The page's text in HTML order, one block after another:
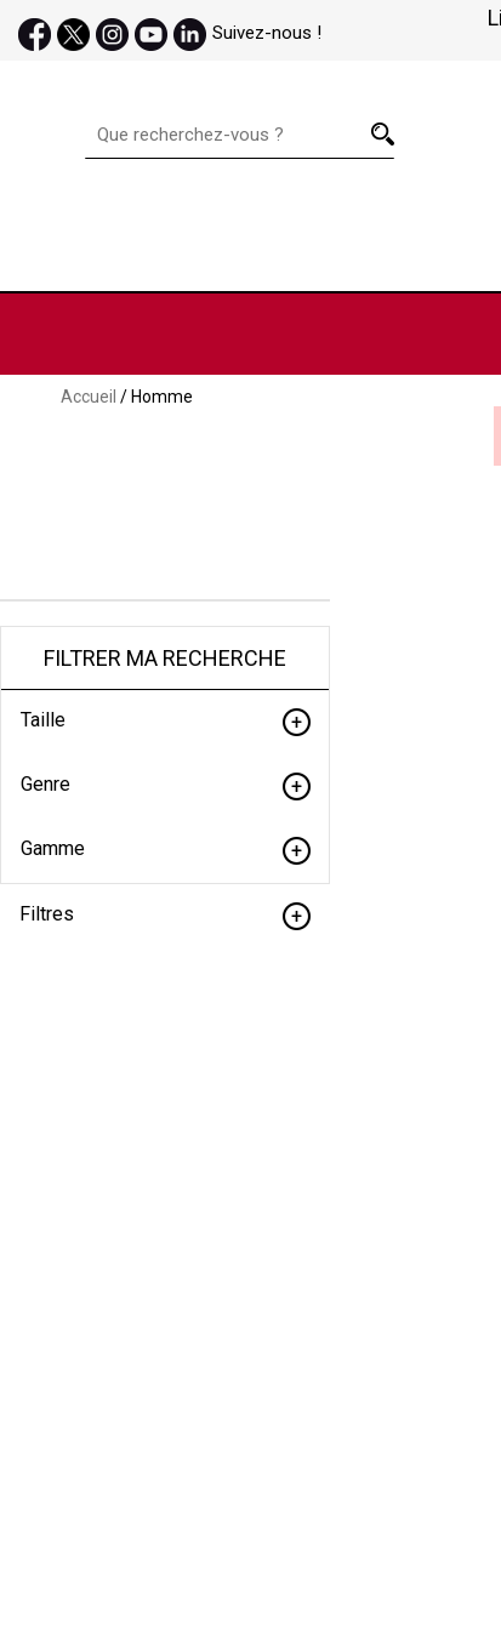
Suivez-nous !
Accueil / Homme
FILTRER MA RECHERCHE
Taille
Genre
Gamme
Filtres